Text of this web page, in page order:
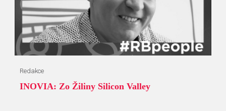
Redakce
INOVIA: Zo Žiliny Silicon Valley